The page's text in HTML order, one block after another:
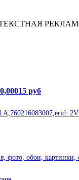
руб
фото, обои,